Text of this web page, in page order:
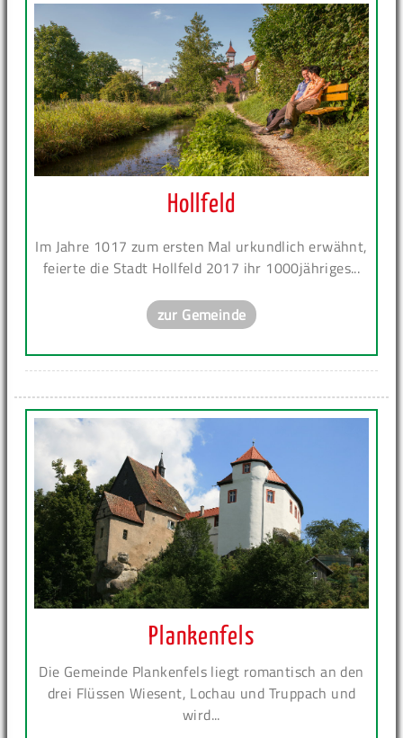
Hollfeld
Im Jahre 1017 zum ersten Mal urkundlich erwähnt,
feierte die Stadt Hollfeld 2017 ihr 1000jähriges...
zur Gemeinde
Plankenfels
Die Gemeinde Plankenfels liegt romantisch an den
drei Flüssen Wiesent, Lochau und Truppach und
wird...